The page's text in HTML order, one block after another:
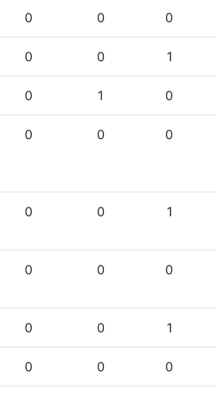
0 0 0
0 0 1
0 1 0
0 0 0
0 0 1
0 0 0
0 0 1
0 0 0